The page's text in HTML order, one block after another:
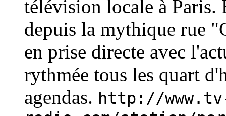
télévision locale à Paris.
depuis la mythique rue
en prise directe avec
rythmée tous les quart
agendas. http://